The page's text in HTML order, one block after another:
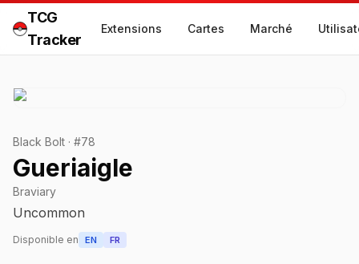
TCG
Tracker
Extensions Cartes Marché
Black Bolt · #78
Gueriaigle
Braviary
Uncommon
Disponible en EN FR